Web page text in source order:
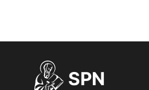
SPN